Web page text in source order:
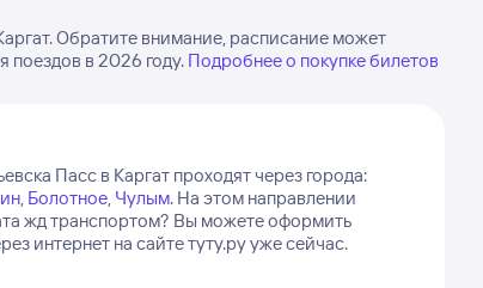
Обратите внимание, расписание может
поездов в 2026 году. Подробнее о покупке билетов
Пасс в Каргат проходят через города:
, Болотное, Чулым. На этом направлении
жд транспортом? Вы можете оформить
интернет на сайте туту.ру уже сейчас.